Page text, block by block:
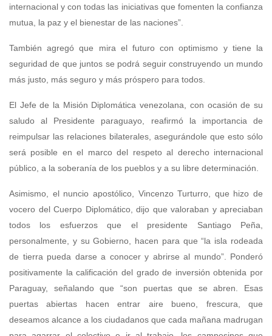
internacional y con todas las iniciativas que fomenten la confianza
mutua, la paz y el bienestar de las naciones”.
También agregó que mira el futuro con optimismo y tiene la
seguridad de que juntos se podrá seguir construyendo un mundo
más justo, más seguro y más próspero para todos.
El Jefe de la Misión Diplomática venezolana, con ocasión de su
saludo al Presidente paraguayo, reafirmó la importancia de
reimpulsar las relaciones bilaterales, asegurándole que esto sólo
será posible en el marco del respeto al derecho internacional
público, a la soberanía de los pueblos y a su libre determinación.
Asimismo, el nuncio apostólico, Vincenzo Turturro, que hizo de
vocero del Cuerpo Diplomático, dijo que valoraban y apreciaban
todos los esfuerzos que el presidente Santiago Peña,
personalmente, y su Gobierno, hacen para que “la isla rodeada
de tierra pueda darse a conocer y abrirse al mundo”. Ponderó
positivamente la calificación del grado de inversión obtenida por
Paraguay, señalando que “son puertas que se abren. Esas
puertas abiertas hacen entrar aire bueno, frescura, que
deseamos alcance a los ciudadanos que cada mañana madrugan